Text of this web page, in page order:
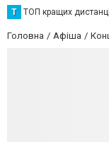
Т ТОП кращих
Головна Афіша